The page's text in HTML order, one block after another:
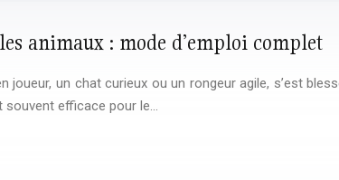
animaux : mode d’emploi complet
joueur, un chat curieux ou un rongeur agile, s’est
efficace pour le…